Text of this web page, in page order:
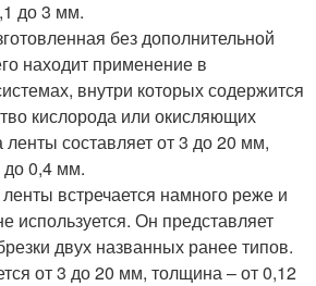
до 3 мм.
без дополнительной
находит применение в
внутри которых содержится
кислорода или окисляющих
составляет от 3 до 20 мм,
до 0,4 мм.
встречается намного реже и
используется. Он представляет
двух названных ранее типов.
от 3 до 20 мм, толщина – от 0,12